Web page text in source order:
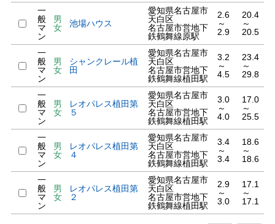
一
般
マ
ン
男
女
池場ハウス
愛知県名古屋市
天白区
名古屋市営地下
鉄鶴舞線原駅
2.6
～
2.9
20.4
～
20.5
一
般
マ
ン
男
女
シャンクレール植
田
愛知県名古屋市
天白区
名古屋市営地下
鉄鶴舞線植田駅
3.2
～
4.5
23.4
～
29.8
一
般
マ
ン
男
女
レオパレス植田第
５
愛知県名古屋市
天白区
名古屋市営地下
鉄鶴舞線植田駅
3.0
～
4.0
17.0
～
25.5
一
般
マ
ン
男
女
レオパレス植田第
４
愛知県名古屋市
天白区
名古屋市営地下
鉄鶴舞線植田駅
3.4
～
3.4
18.6
～
18.6
一
般
マ
ン
男
女
レオパレス植田第
２
愛知県名古屋市
天白区
名古屋市営地下
鉄鶴舞線植田駅
2.9
～
3.0
17.1
～
17.1